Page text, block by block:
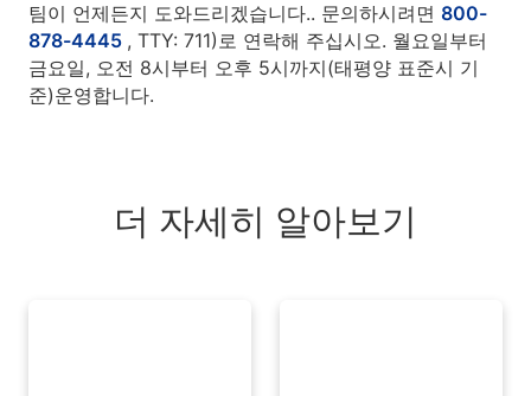
팀이 언제든지 도와드리겠습니다.. 문의하시려면 800-
878-4445 , TTY: 711)로 연락해 주십시오. 월요일부터
금요일, 오전 8시부터 오후 5시까지(태평양 표준시 기
준)운영합니다.
더 자세히 알아보기